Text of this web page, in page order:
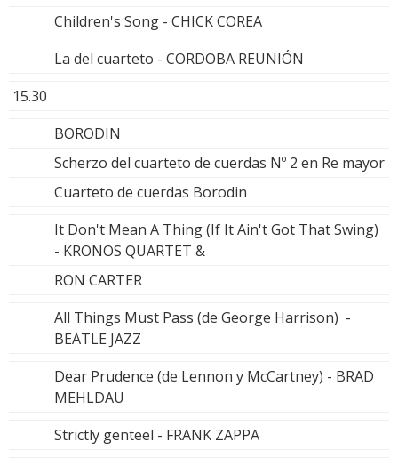
Children's Song - CHICK COREA
La del cuarteto - CORDOBA REUNIÓN
15.30
BORODIN
Scherzo del cuarteto de cuerdas Nº 2 en Re mayor
Cuarteto de cuerdas Borodin
It Don't Mean A Thing (If It Ain't Got That Swing)
- KRONOS QUARTET &
RON CARTER
All Things Must Pass (de George Harrison) -
BEATLE JAZZ
Dear Prudence (de Lennon y McCartney) - BRAD
MEHLDAU
Strictly genteel - FRANK ZAPPA